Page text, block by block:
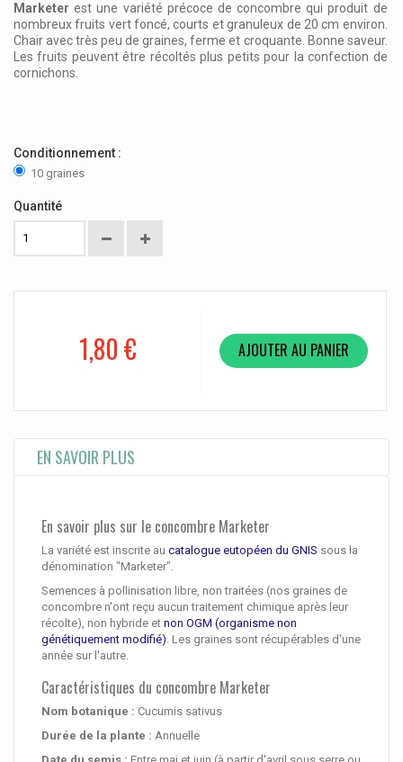
Marketerest une variété précoce de concombre qui produit de
nombreux fruits vert foncé, courts et granuleux de 20 cm environ.
Chair avec très peu de graines, ferme et croquante. Bonne saveur.
Les fruits peuvent être récoltés plus petits pour la confection de
cornichons.
Conditionnement :
10 graines
Quantité
1,80 € AJOUTER AU PANIER
EN SAVOIR PLUS
En savoir plus sur le concombre Marketer
La variété est inscrite au catalogue eutopéen du GNIS sous la
dénomination "Marketer".
Semences à pollinisation libre, non traitées (nos graines de
concombre n'ont reçu aucun traitement chimique après leur
récolte), non hybride et non OGM (organisme non
génétiquement modifié) . Les graines sont récupérables d'une
année sur l'autre.
Caractéristiques du concombre Marketer
Nom botanique : Cucumis sativus
Durée de la plante : Annuelle